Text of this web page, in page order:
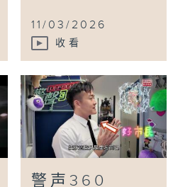
11/03/2026
收看
警声360